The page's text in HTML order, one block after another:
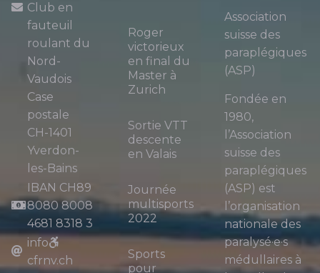
Club en
fauteuil
roulant du
Nord-
Vaudois
Case
postale
CH-1401
Yverdon-
les-Bains
IBAN CH89
8080 8008
4681 8318 3
info
cfrnv.ch
Roger
victorieux
en final du
Master à
Zurich
Sortie VTT
descente
en Valais
Journée
multisports
2022
Sports
pour
Association
suisse des
paraplégiques
(ASP)
Fondée en
1980,
l’Association
suisse des
paraplégiques
(ASP) est
l’organisation
nationale des
paralysé·e·s
médullaires à